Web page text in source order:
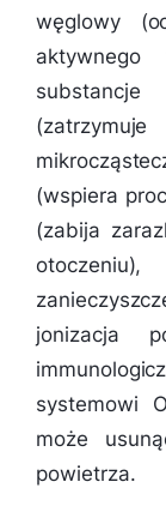
węglowy
aktywnego
(wspiera
(zabija
jonizacja
systemowi
może
powietrza.